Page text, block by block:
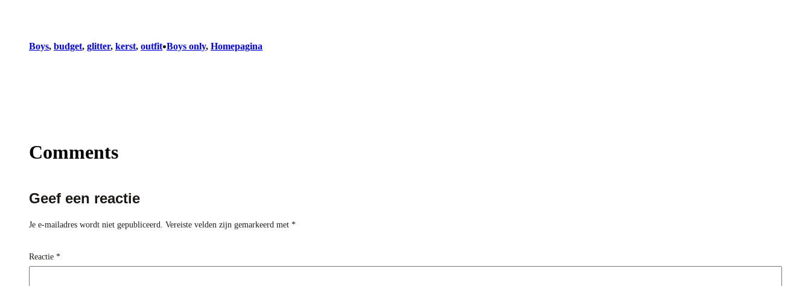
Boys, budget, glitter, kerst, outfit•Boys only, Homepagina
Comments
Geef een reactie
Je e-mailadres wordt niet gepubliceerd. Vereiste velden zijn gemarkeerd met *
Reactie *